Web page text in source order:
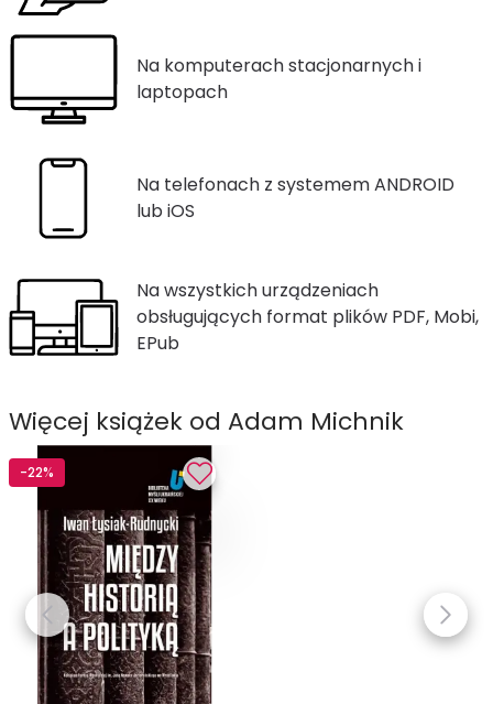
Na komputerach stacjonarnych i
laptopach
Na telefonach z systemem ANDROID
lub iOS
Na wszystkich urządzeniach
obsługujących format plików PDF, Mobi,
EPub
Więcej książek od Adam Michnik
-22%